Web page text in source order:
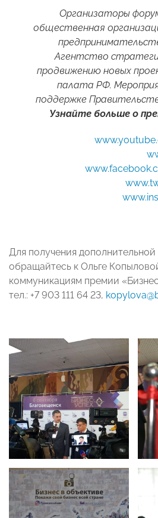
Организаторы
общественная
Агентство
продвижению новых
палата РФ.
поддержке
Узнайте больше о
Для получения
обращайтесь к Ольге
коммуникациям премии
тел.: +7 903 111 64 23,